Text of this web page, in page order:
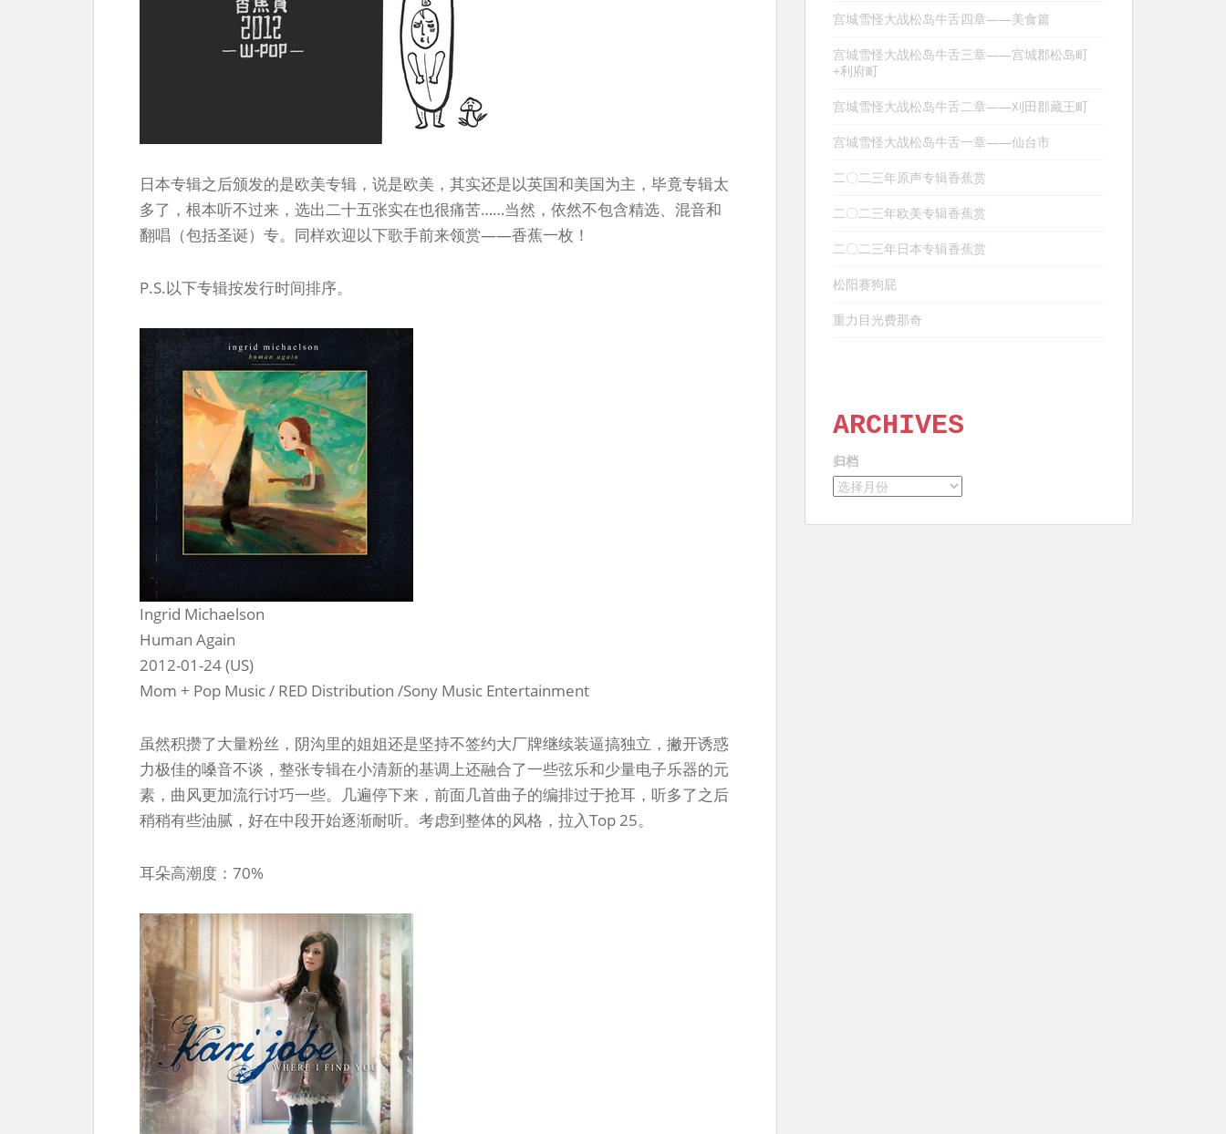
日本专辑之后颁发的是欧美专辑，说是欧美，其实还是以英国和美国为主，毕竟专辑太
多了，根本听不过来，选出二十五张实在也很痛苦……当然，依然不包含精选、混音和
翻唱（包括圣诞）专。同样欢迎以下歌手前来领赏——香蕉一枚！
P.S.以下专辑按发行时间排序。
Ingrid Michaelson
Human Again
2012-01-24 (US)
Mom + Pop Music / RED Distribution /Sony Music Entertainment
虽然积攒了大量粉丝，阴沟里的姐姐还是坚持不签约大厂牌继续装逼搞独立，撇开诱惑
力极佳的嗓音不谈，整张专辑在小清新的基调上还融合了一些弦乐和少量电子乐器的元
素，曲风更加流行讨巧一些。几遍停下来，前面几首曲子的编排过于抢耳，听多了之后
稍稍有些油腻，好在中段开始逐渐耐听。考虑到整体的风格，拉入Top 25。
耳朵高潮度：70%
宫城雪怪大战松岛牛舌四章——美食篇
宫城雪怪大战松岛牛舌三章——宫城郡松岛町
+利府町
宫城雪怪大战松岛牛舌二章——刈田郡藏王町
宫城雪怪大战松岛牛舌一章——仙台市
二〇二三年原声专辑香蕉赏
二〇二三年欧美专辑香蕉赏
二〇二三年日本专辑香蕉赏
松阳赛狗屁
重力目光费那奇
ARCHIVES
归档